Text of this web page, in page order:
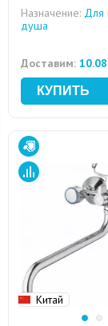
Назначение: Для
душа
Доставим:
Китай